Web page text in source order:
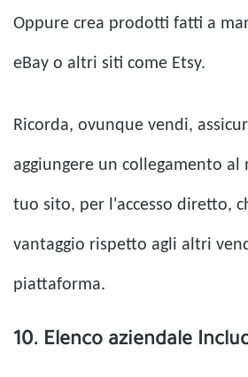
Oppure crea prodotti fatti a
eBay o altri siti come Etsy.
Ricorda, ovunque vendi,
aggiungere un collegamento al
tuo sito, per l'accesso diretto,
vantaggio rispetto agli altri
piattaforma.
10. Elenco aziendale